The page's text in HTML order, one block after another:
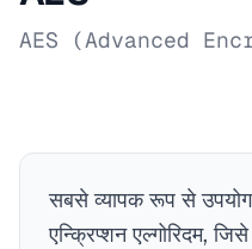
AES (Advanced
सबसे व्यापक रूप से उपयोग
एन्क्रिप्शन एल्गोरिदम,